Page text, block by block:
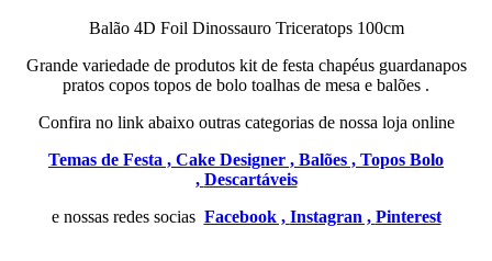
Balão 4D Foil Dinossauro Triceratops 100cm
Grande variedade de produtos kit de festa chapéus guardanapos
pratos copos topos de bolo toalhas de mesa e balões .
Confira no link abaixo outras categorias de nossa loja online
Temas de Festa , Cake Designer , Balões , Topos Bolo
, Descartáveis
e nossas redes socias Facebook , Instagran , Pinterest